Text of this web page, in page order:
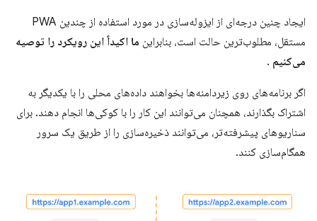
ایجاد چنین درجه‌ای از ایزوله‌سازی در مورد استفاده از چندین PWA
مستقل، مطلوب‌ترین حالت است، بنابراین ما اکیداً این رویکرد را توصیه
می‌کنیم .
اگر برنامه‌های روی زیردامنه‌ها بخواهند داده‌های محلی را با یکدیگر به
اشتراک بگذارند، همچنان می‌توانند این کار را با کوکی‌ها انجام دهند. برای
سناریوهای پیشرفته‌تر، می‌توانند ذخیره‌سازی را از طریق یک سرور
همگام‌سازی کنند.